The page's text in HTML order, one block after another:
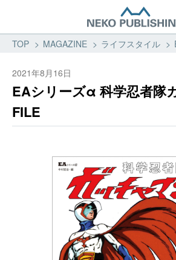
TOP MAGAZINE ライフスタイル
2021年8月16日
EAシリーズα 科学忍者隊
FILE